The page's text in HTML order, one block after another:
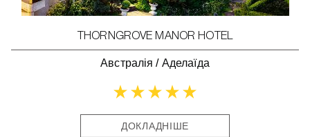
THORNGROVE MANOR HOTEL
Австралія / Аделаїда
ДОКЛАДНІШЕ